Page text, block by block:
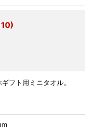
フト用ミニタオル。